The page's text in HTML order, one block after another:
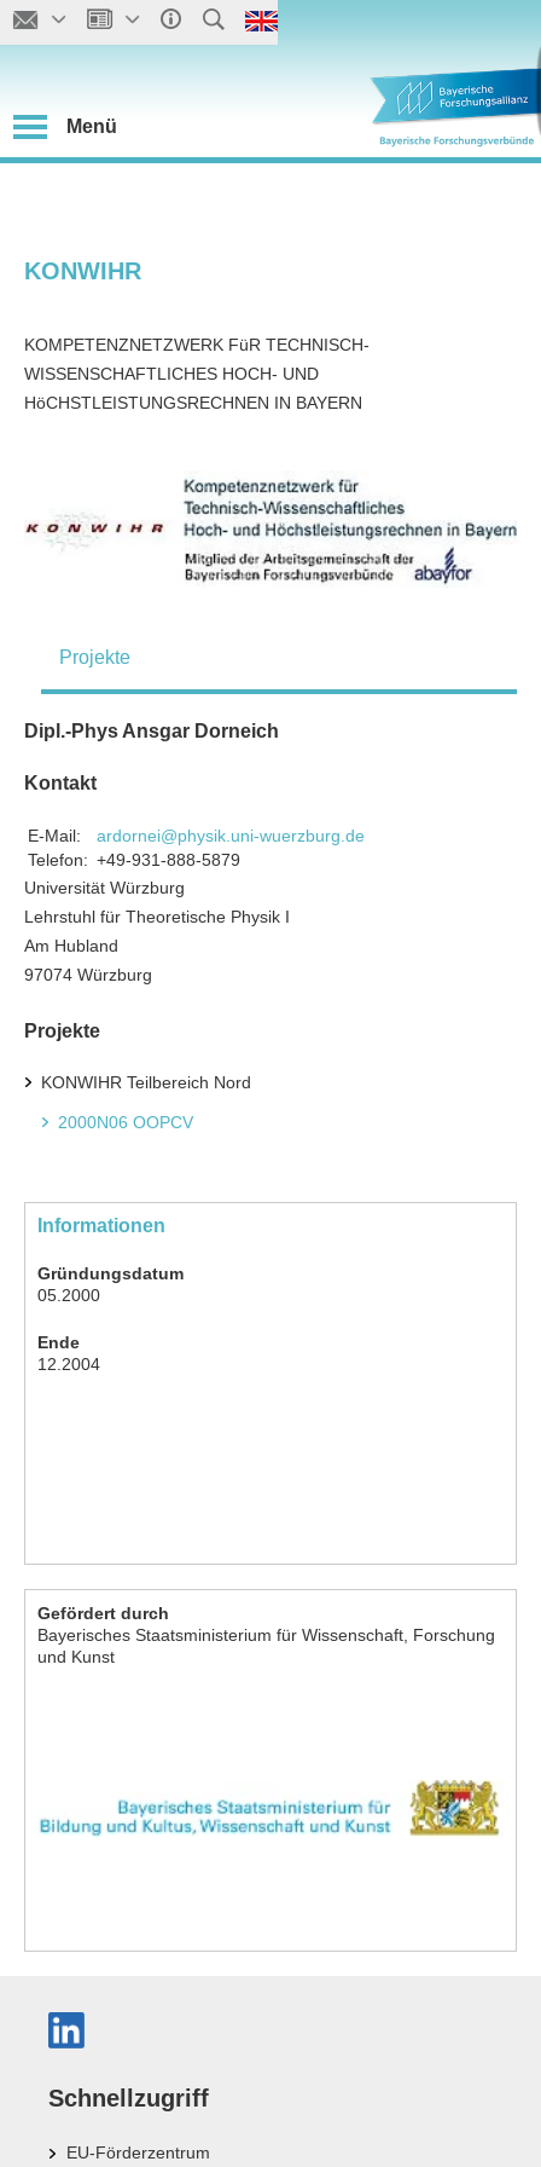
Menü
KONWIHR
KOMPETENZNETZWERK FüR TECHNISCH-
WISSENSCHAFTLICHES HOCH- UND
HöCHSTLEISTUNGSRECHNEN IN BAYERN
Projekte
Dipl.-Phys Ansgar Dorneich
Kontakt
E-Mail:
ardornei@physik.uni-wuerzburg.de
Telefon: +49-931-888-5879
Universität Würzburg
Lehrstuhl für Theoretische Physik I
Am Hubland
97074 Würzburg
Projekte
KONWIHR Teilbereich Nord
2000N06 OOPCV
Informationen
Gründungsdatum
05.2000
Ende
12.2004
Gefördert durch
Bayerisches Staatsministerium für Wissenschaft, Forschung
und Kunst
Schnellzugriff
EU-Förderzentrum